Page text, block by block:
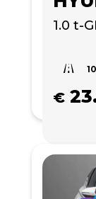
1.0 t-
€